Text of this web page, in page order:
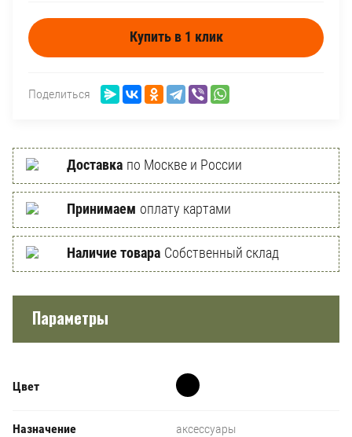
Купить в 1 клик
Поделиться
Доставка по Москве и России
Принимаем оплату картами
Наличие товара Собственный склад
Параметры
Цвет
Назначение аксессуары